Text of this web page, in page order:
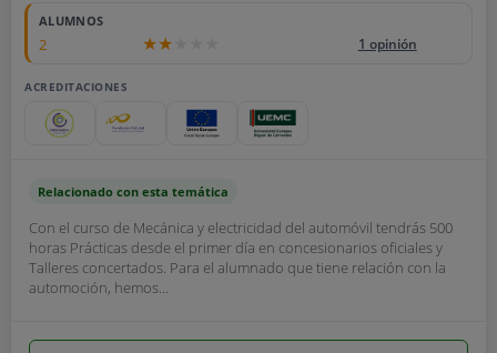
ALUMNOS
2 1 opinión
ACREDITACIONES
Relacionado con esta temática
Con el curso de Mecánica y electricidad del automóvil tendrás 500
horas Prácticas desde el primer día en concesionarios oficiales y
Talleres concertados. Para el alumnado que tiene relación con la
automoción, hemos...